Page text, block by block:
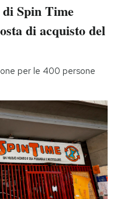
Spin Time
di acquisto del
per le 400 persone